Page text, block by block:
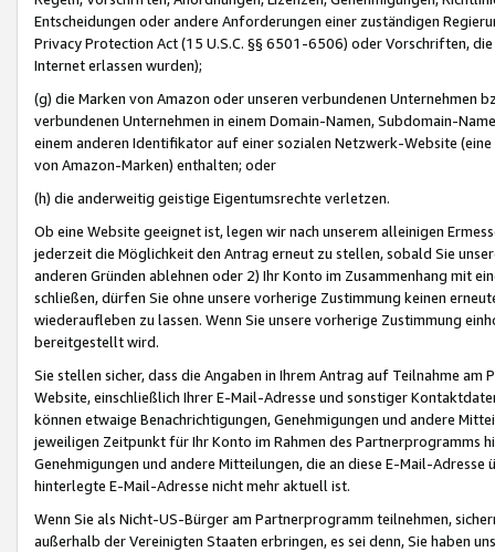
Entscheidungen oder andere Anforderungen einer zuständigen
Privacy Protection Act (15 U.S.C. §§ 6501-6506) oder Vorschriften,
Internet erlassen wurden);
(g) die Marken von Amazon oder unseren verbundenen Unternehmen
verbundenen Unternehmen in einem Domain-Namen, Subdomain-
einem anderen Identifikator auf einer sozialen Netzwerk-Website
von Amazon-Marken) enthalten; oder
(h) die anderweitig geistige Eigentumsrechte verletzen.
Ob eine Website geeignet ist, legen wir nach unserem alleinigen
jederzeit die Möglichkeit den Antrag erneut zu stellen, sobald Sie
anderen Gründen ablehnen oder 2) Ihr Konto im Zusammenhang mit
schließen, dürfen Sie ohne unsere vorherige Zustimmung keinen
wiederaufleben zu lassen. Wenn Sie unsere vorherige Zustimmung
bereitgestellt wird.
Sie stellen sicher, dass die Angaben in Ihrem Antrag auf Teilnahme
Website, einschließlich Ihrer E-Mail-Adresse und sonstiger
können etwaige Benachrichtigungen, Genehmigungen und andere
jeweiligen Zeitpunkt für Ihr Konto im Rahmen des Partnerprogramms
Genehmigungen und andere Mitteilungen, die an diese E-Mail-
hinterlegte E-Mail-Adresse nicht mehr aktuell ist.
Wenn Sie als Nicht-US-Bürger am Partnerprogramm teilnehmen,
außerhalb der Vereinigten Staaten erbringen, es sei denn, Sie haben